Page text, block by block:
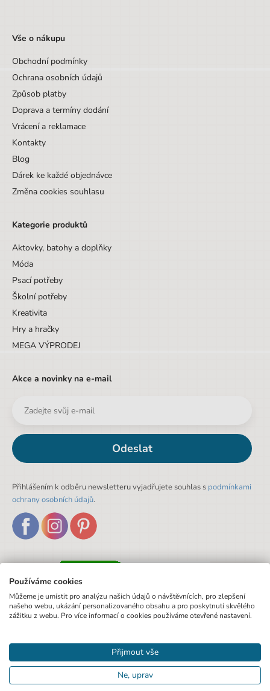
Motiv
Hmotnost
Vše o nákupu
Obchodní podmínky
Ochrana osobních údajů
Způsob platby
Doprava a termíny dodání
Vrácení a reklamace
Kontakty
Blog
Dárek ke každé objednávce
Změna cookies souhlasu
Kategorie produktů
Aktovky, batohy a doplňky
Móda
Psací potřeby
Školní potřeby
Kreativita
Hry a hračky
MEGA VÝPRODEJ
Akce a novinky na e-mail
Odeslat
Přihlášením k odběru newsletteru vyjadřujete souhlas s podmínkami
ochrany osobních údajů.
Používáme cookies
Můžeme je umístit pro analýzu našich údajů o návštěvnících, pro zlepšení
našeho webu, ukázání personalizovaného obsahu a pro poskytnutí skvělého
zážitku z webu. Pro více informací o cookies používáme otevřené nastavení.
Přijmout vše
Ne, uprav